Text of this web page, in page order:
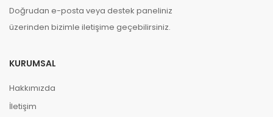
Doğrudan e-posta veya destek paneliniz
üzerinden bizimle iletişime geçebilirsiniz.
KURUMSAL
Hakkımızda
İletişim